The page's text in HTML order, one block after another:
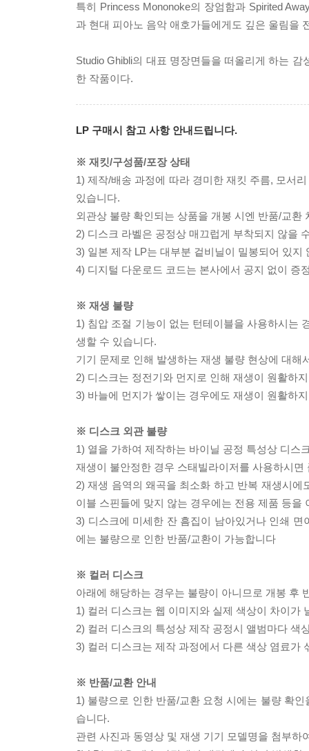
특히 Princess Mononoke의 장엄함과 Spirited
과 현대 피아노 음악 애호가들에게도 깊은 울림을
Studio Ghibli의 대표 명장면들을 떠올리게 하는
한 작품이다.
LP 구매시 참고 사항 안내드립니다.
※ 재킷/구성품/포장 상태
1) 제작/배송 과정에 따라 경미한 재킷 주름, 모서
있습니다.
외관상 불량 확인되는 상품을 개봉 시엔 반품/교환
2) 디스크 라벨은 공정상 매끄럽게 부착되지 않을
3) 일본 제작 LP는 대부분 겉비닐이 밀봉되어 있지
4) 디지털 다운로드 코드는 본사에서 공지 없이 증
※ 재생 불량
1) 침압 조절 기능이 없는 턴테이블을 사용하시는
생할 수 있습니다.
기기 문제로 인해 발생하는 재생 불량 현상에 대
2) 디스크는 정전기와 먼지로 인해 재생이 원활하
3) 바늘에 먼지가 쌓이는 경우에도 재생이 원활하
※ 디스크 외관 불량
1) 열을 가하여 제작하는 바이닐 공정 특성상 디스
재생이 불안정한 경우 스태빌라이저를 사용하시
2) 재생 음역의 왜곡을 최소화 하고 반복 재생시
이블 스핀들에 맞지 않는 경우에는 전용 제품 등
3) 디스크에 미세한 잔 흠집이 남아있거나 인쇄
에는 불량으로 인한 반품/교환이 가능합니다
※ 컬러 디스크
아래에 해당하는 경우는 불량이 아니므로 개봉 후
1) 컬러 디스크는 웹 이미지와 실제 색상이 차이가
2) 컬러 디스크의 특성상 제작 공정시 앨범마다 색
3) 컬러 디스크는 제작 과정에서 다른 색상 염료가
※ 반품/교환 안내
1) 불량으로 인한 반품/교환 요청 시에는 불량 확
습니다.
관련 사진과 동영상 및 재생 기기 모델명을 첨부하